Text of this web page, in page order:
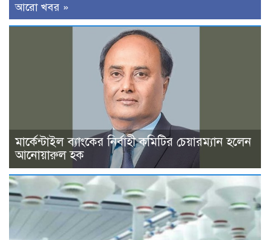
আরো খবর »
মার্কেন্টাইল ব্যাংকের নির্বাহী কমিটির চেয়ারম্যান হলেন
আনোয়ারুল হক